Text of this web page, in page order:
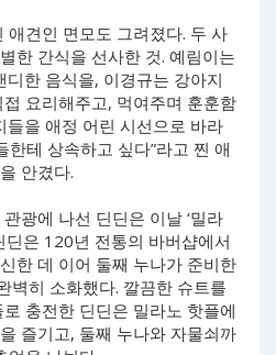
애견인 면모도 그려졌다. 두 사
한 간식을 선사한 것. 예림이는
한 음식을, 이경규는 강아지
요리해주고, 먹여주며 훈훈함
들을 애정 어린 시선으로 바라
한테 상속하고 싶다”라고 찐 애
안겼다.
광에 나선 딘딘은 이날 ‘밀라
딘은 120년 전통의 바버샵에서
한 데 이어 둘째 누나가 준비한
벽히 소화했다. 깔끔한 슈트를
충전한 딘딘은 밀라노 핫플에
즐기고, 둘째 누나와 자물쇠까